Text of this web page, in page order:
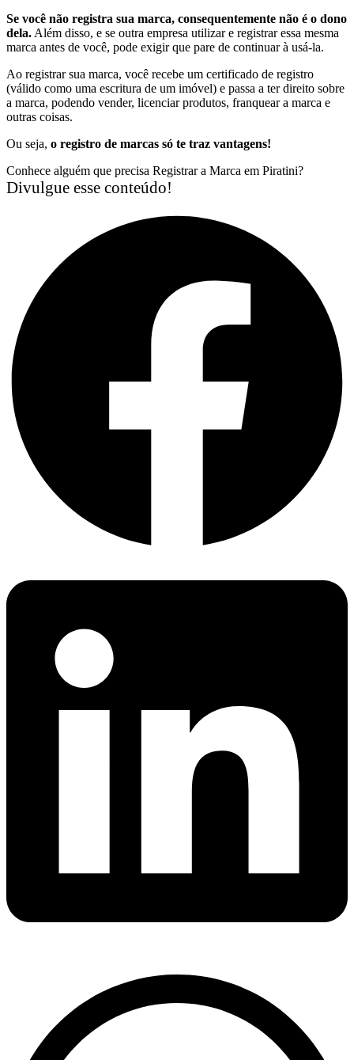
Se você não registra sua marca, consequentemente não é o dono
dela. Além disso, e se outra empresa utilizar e registrar essa mesma
marca antes de você, pode exigir que pare de continuar à usá-la.
Ao registrar sua marca, você recebe um certificado de registro
(válido como uma escritura de um imóvel) e passa a ter direito sobre
a marca, podendo vender, licenciar produtos, franquear a marca e
outras coisas.
Ou seja, o registro de marcas só te traz vantagens!
Conhece alguém que precisa Registrar a Marca em Piratini?
Divulgue esse conteúdo!